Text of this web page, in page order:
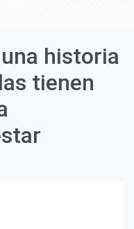
historia
tienen